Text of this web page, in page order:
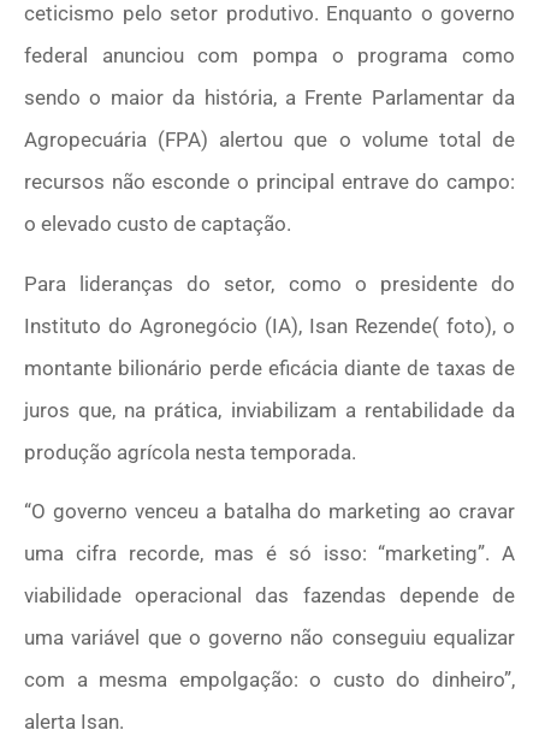
ceticismo pelo setor produtivo. Enquanto o governo
federal anunciou com pompa o programa como
sendo o maior da história, a Frente Parlamentar da
Agropecuária (FPA) alertou que o volume total de
recursos não esconde o principal entrave do campo:
o elevado custo de captação.
Para lideranças do setor, como o presidente do
Instituto do Agronegócio (IA), Isan Rezende( foto), o
montante bilionário perde eficácia diante de taxas de
juros que, na prática, inviabilizam a rentabilidade da
produção agrícola nesta temporada.
“O governo venceu a batalha do marketing ao cravar
uma cifra recorde, mas é só isso: “marketing”. A
viabilidade operacional das fazendas depende de
uma variável que o governo não conseguiu equalizar
com a mesma empolgação: o custo do dinheiro”,
alerta Isan.